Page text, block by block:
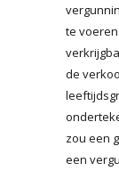
te
de
zou een
een